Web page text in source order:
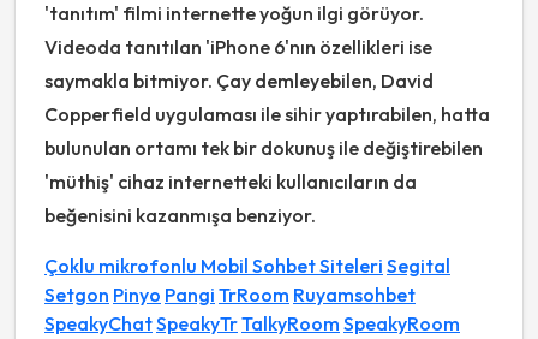
'tanıtım' filmi internette yoğun ilgi görüyor.
Videoda tanıtılan 'iPhone 6'nın özellikleri ise
saymakla bitmiyor. Çay demleyebilen, David
Copperfield uygulaması ile sihir yaptırabilen, hatta
bulunulan ortamı tek bir dokunuş ile değiştirebilen
'müthiş' cihaz internetteki kullanıcıların da
beğenisini kazanmışa benziyor.
Çoklu mikrofonlu Mobil Sohbet Siteleri Segital
Setgon Pinyo Pangi TrRoom Ruyamsohbet
SpeakyChatSpeakyTrTalkyRoom SpeakyRoom